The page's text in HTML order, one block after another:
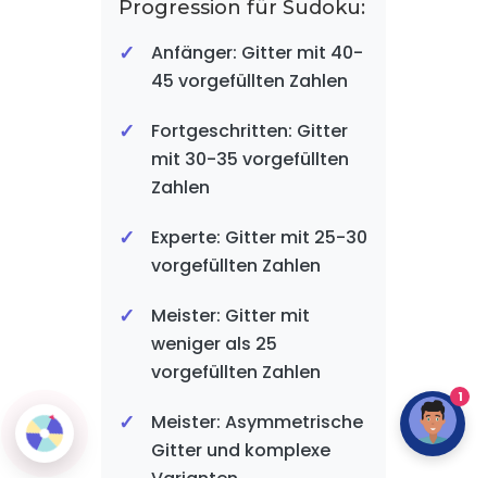
Progression für Sudoku:
Anfänger: Gitter mit 40-
45 vorgefüllten Zahlen
Fortgeschritten: Gitter
mit 30-35 vorgefüllten
Zahlen
Experte: Gitter mit 25-30
vorgefüllten Zahlen
Meister: Gitter mit
weniger als 25
vorgefüllten Zahlen
Meister: Asymmetrische
Gitter und komplexe
1